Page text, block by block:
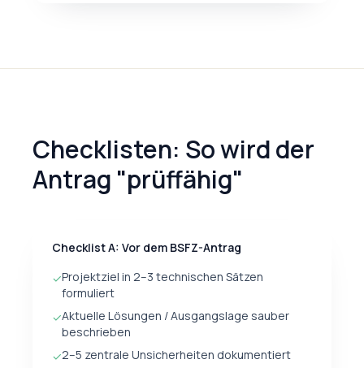
Checklisten: So wird der
Antrag "prüffähig"
Checklist A: Vor dem BSFZ-Antrag
✓Projektziel in 2–3 technischen Sätzen
formuliert
✓Aktuelle Lösungen / Ausgangslage sauber
beschrieben
✓2–5 zentrale Unsicherheiten dokumentiert